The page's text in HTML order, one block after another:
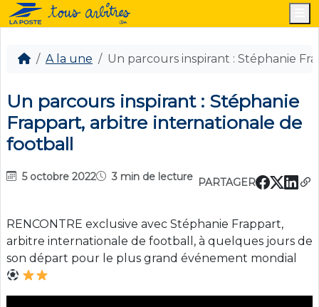
A la une Un parcours inspirant : Stéphanie
Un parcours inspirant : Stéphanie
Frappart, arbitre internationale de
football
5 octobre 2022 3 min de lecture PARTAGER
RENCONTRE exclusive avec Stéphanie Frappart,
arbitre internationale de football, à quelques jours de
son départ pour le plus grand événement mondial